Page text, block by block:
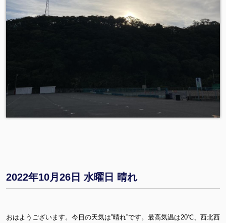
2022年10月26日 水曜日 晴れ
おはようございます。今日の天気は”晴れ”です。最高気温は20℃、西北西